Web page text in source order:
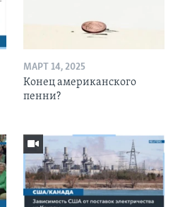
МАРТ 14, 2025
Конец американского
пенни?